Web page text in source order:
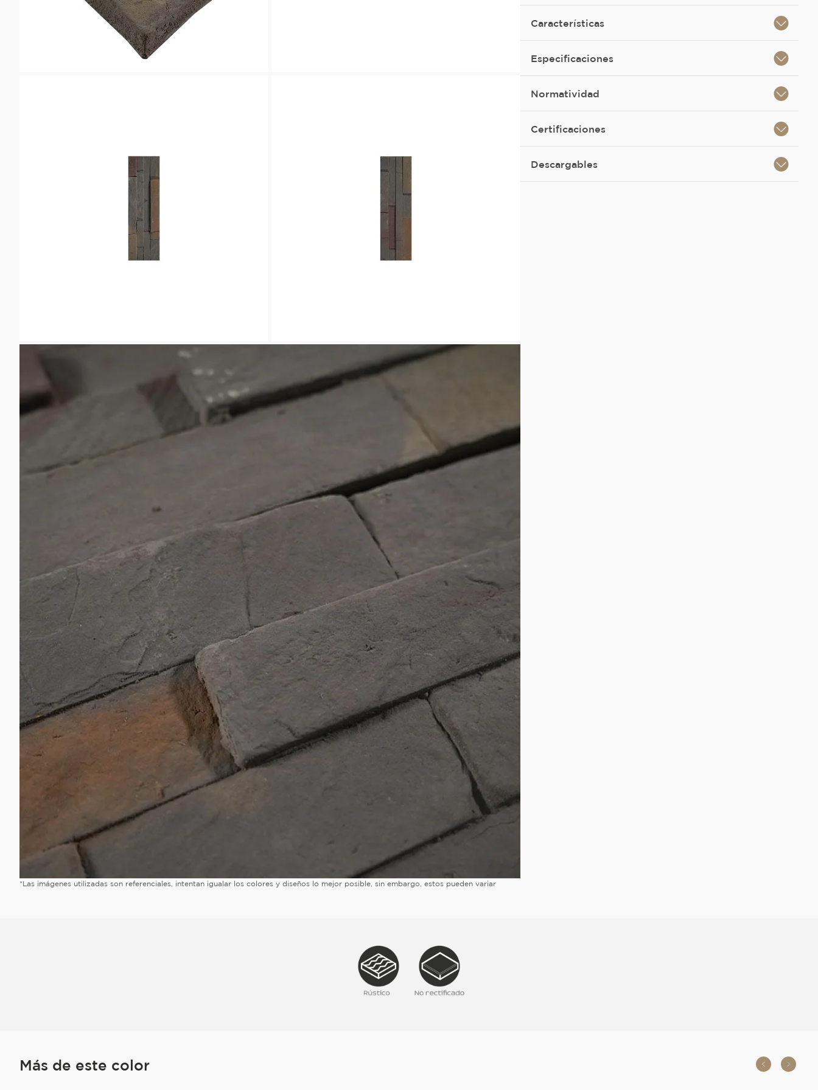
*Las imágenes utilizadas son referenciales, intentan igualar los colores y diseños lo mejor posible, sin embargo, estos pueden variar
Características
Especificaciones
Normatividad
Certificaciones
Descargables
Más de este color